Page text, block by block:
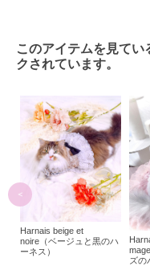
このアイテムを見てい
クされています。
beige et
ベージュと黒のハ
Harnais rose
magenta（マ
ズのハーネス）